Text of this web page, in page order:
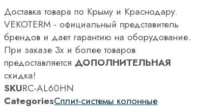
Доставка товара по Крыму и Краснодару.
VEKOTERM - официальный представитель
брендов и дает гарантию на оборудование.
При заказе 3х и более товаров
предоставляется ДОПОЛНИТЕЛЬНАЯ
скидка!
SKURC-AL60HN
CategoriesСплит-системы колонные